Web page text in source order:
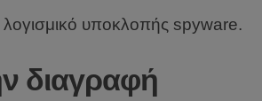
λογισμικό υποκλοπής spyware.
διαγραφή